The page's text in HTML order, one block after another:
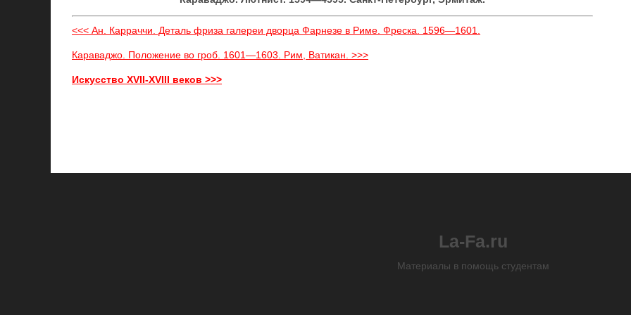
<<< Ан. Карраччи. Деталь фриза галереи дворца Фарнезе в Риме. Фреска. 1596—1601.
Караваджо. Положение во гроб. 1601—1603. Рим, Ватикан. >>>
Искусство XVII-XVIII веков >>>
La-Fa.ru
Материалы в помощь студентам